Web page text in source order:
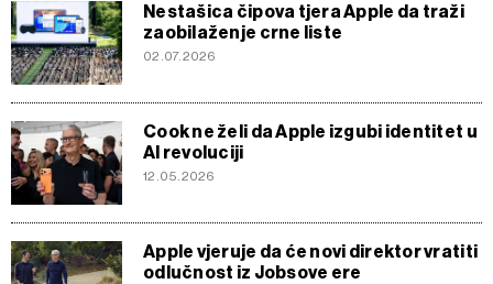
Nestašica čipova tjera Apple da traži
zaobilaženje crne liste
02.07.2026
Cook ne želi da Apple izgubi identitet u
AI revoluciji
12.05.2026
Apple vjeruje da će novi direktor vratiti
odlučnost iz Jobsove ere